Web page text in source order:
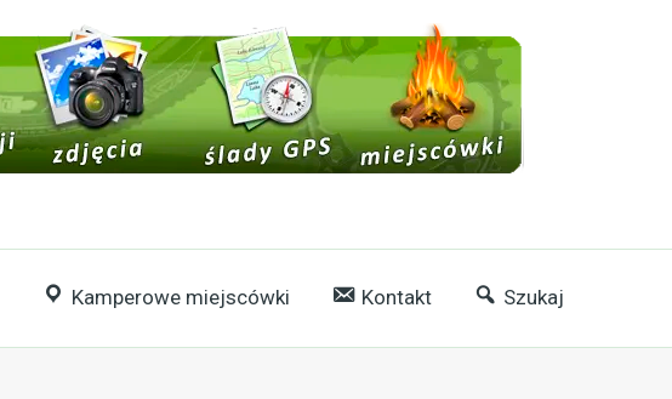
Kamperowe miejscówki Kontakt Szukaj